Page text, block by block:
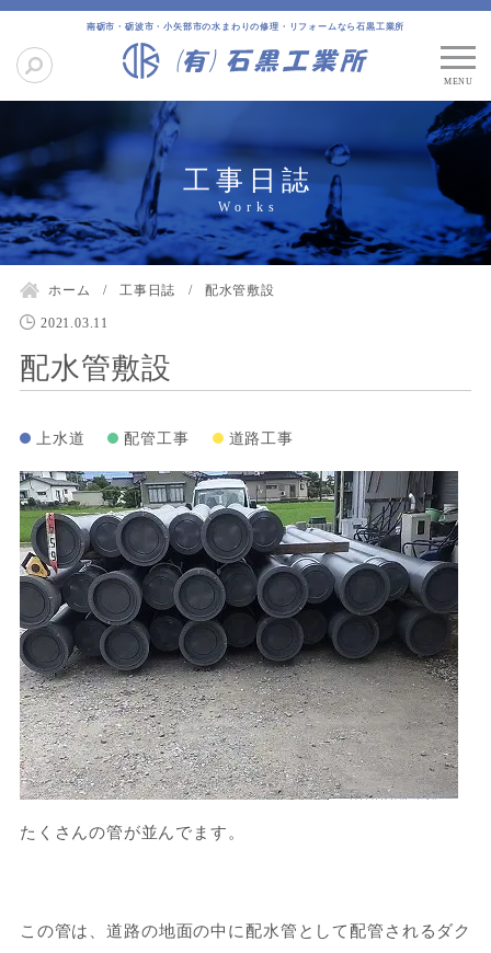
南砺市・砺波市・小矢部市の水まわりの修理・リフォームなら石黒工業所
工事日誌
ホーム 工事日誌 配水管敷設
2021.03.11
配水管敷設
上水道 配管工事 道路工事
たくさんの管が並んでます。
この管は、道路の地面の中に配水管として配管されるダク